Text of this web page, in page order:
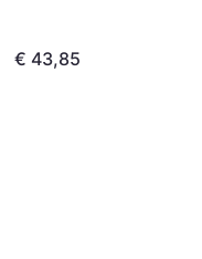
€ 43,85